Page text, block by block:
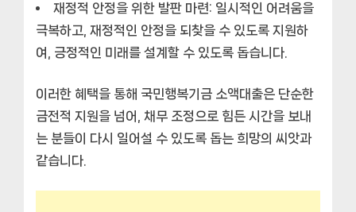
재정적 안정을 위한 발판 마련: 일시적인 어려움을
극복하고, 재정적인 안정을 되찾을 수 있도록 지원하
여, 긍정적인 미래를 설계할 수 있도록 돕습니다.
이러한 혜택을 통해 국민행복기금 소액대출은 단순한
금전적 지원을 넘어, 채무 조정으로 힘든 시간을 보내
는 분들이 다시 일어설 수 있도록 돕는 희망의 씨앗과
같습니다.